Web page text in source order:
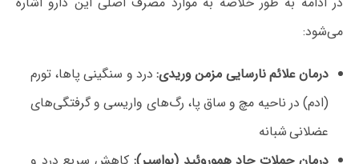
می‌شود:
درمان علائم نارسایی مزمن وریدی: درد و سنگینی پاها، تورم
(ادم) در ناحیه مچ و ساق پا، رگ‌های واریسی و گرفتگی‌های
عضلانی شبانه